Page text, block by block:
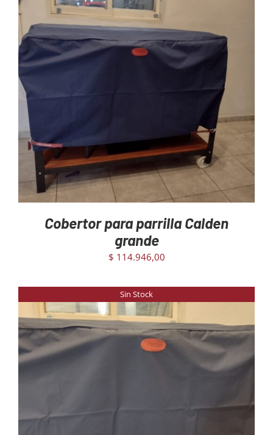
Cobertor para parrilla Calden
grande
$ 114.946,00
Sin Stock